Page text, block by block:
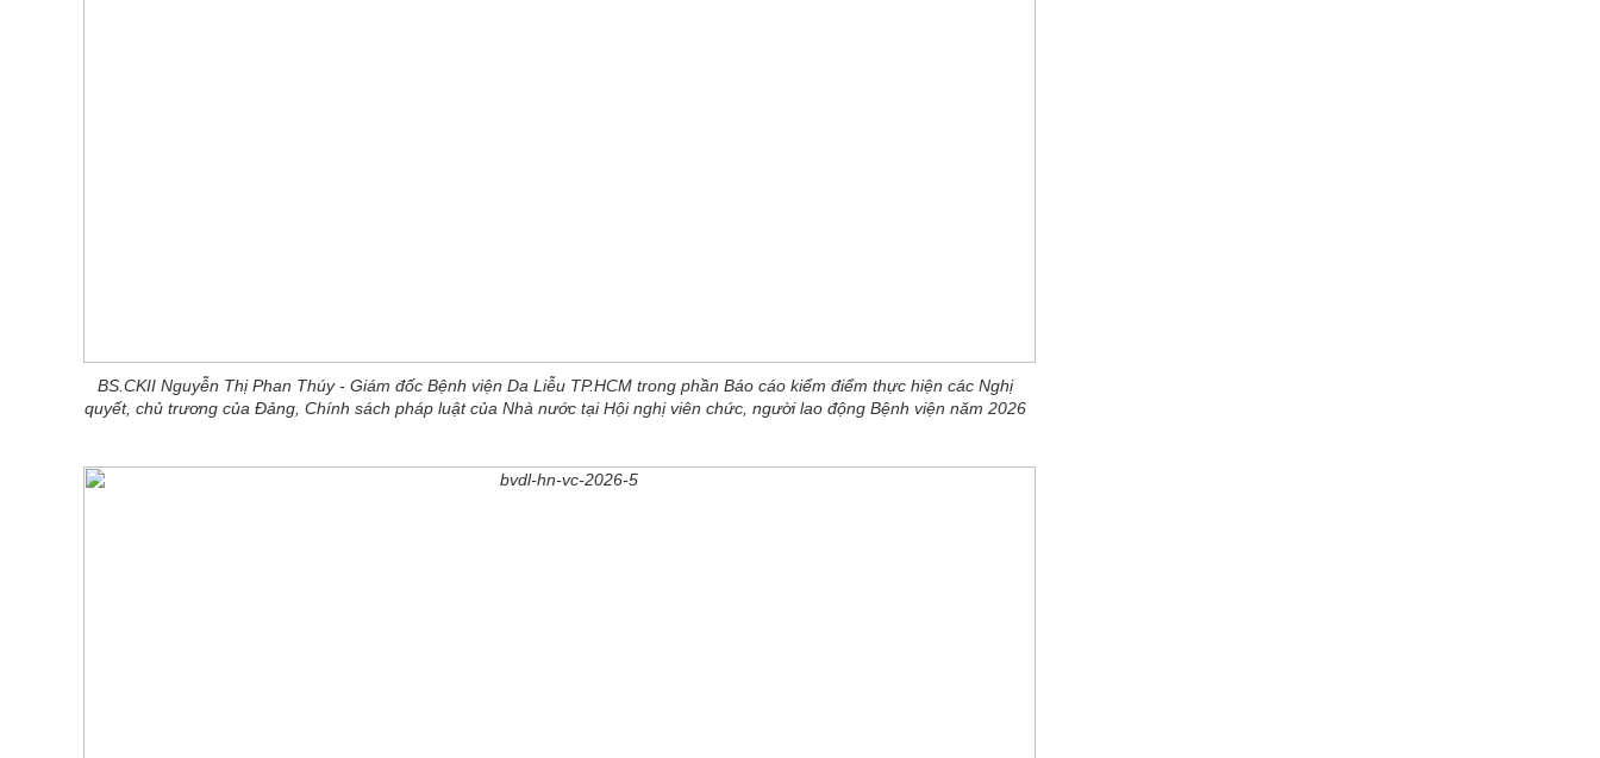
BS.CKII Nguyễn Thị Phan Thúy - Giám đốc Bệnh viện Da Liễu TP.HCM trong phần Báo cáo kiểm điểm thực hiện các Nghị
quyết, chủ trương của Đảng, Chính sách pháp luật của Nhà nước tại Hội nghị viên chức, người lao động Bệnh viện năm 2026